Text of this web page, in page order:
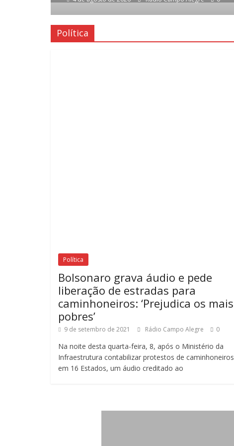
Política
Política
Bolsonaro grava áudio e pede
liberação de estradas para
caminhoneiros: ‘Prejudica os mais
pobres’
9 de setembro de 2021 Rádio Campo Alegre 0
Na noite desta quarta-feira, 8, após o Ministério da
Infraestrutura contabilizar protestos de caminhoneiros
em 16 Estados, um áudio creditado ao